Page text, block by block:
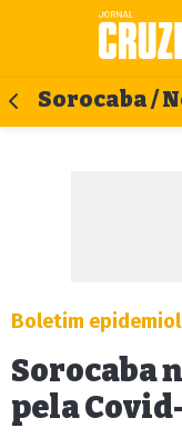
Sorocaba /
Boletim
Sorocaba
pela